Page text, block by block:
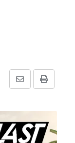
Print
Share
Email